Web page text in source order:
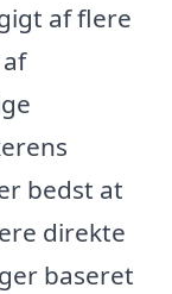
af flere
bedst at
direkte
baseret